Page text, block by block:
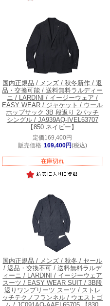
国内正規品 / メンズ / 秋冬新作 / 返
品・交換可能 / 送料無料ラルディー
ニ / LARDINI / イージーウェア /
EASY WEAR / ジャケット / ウール
ホップサック 3B 段返り 2パッチ
シングル / JA939AQ-IVEL63707
【850.ネイビー】
定価169,400円
販売価格 169,400円(税込)
在庫切れ
国内正規品 / メンズ / 秋冬 / セール
/ 返品・交換不可 / 送料無料ラルデ
ィーニ / LARDINI / イージーウェア
スーツ / EASY WEAR SUIT / 3B段
返りワンプリーツ スーツ / ストレ
ッチテクノフランネル / ウエストゴ